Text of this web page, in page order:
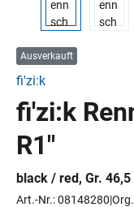
Ausverkauft
fi'zi:k
fi'zi:k
R1"
black / red, Gr. 46,5
Art.-Nr.: 08148280